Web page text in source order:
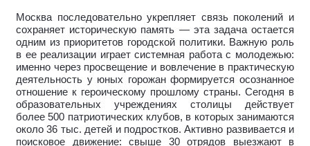
Москва последовательно укрепляет связь поколений и
сохраняет историческую память — эта задача остается
одним из приоритетов городской политики. Важную роль
в ее реализации играет системная работа с молодежью:
именно через просвещение и вовлечение в практическую
деятельность у юных горожан формируется осознанное
отношение к героическому прошлому страны. Сегодня в
образовательных учреждениях столицы действует
более 500 патриотических клубов, в которых занимаются
около 36 тыс. детей и подростков. Активно развивается и
поисковое движение: свыше 30 отрядов выезжают в